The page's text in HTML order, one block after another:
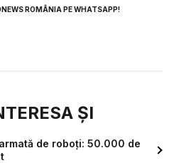
ROMÂNIA PE WHATSAPP!
ȘI
de roboți: 50.000 de